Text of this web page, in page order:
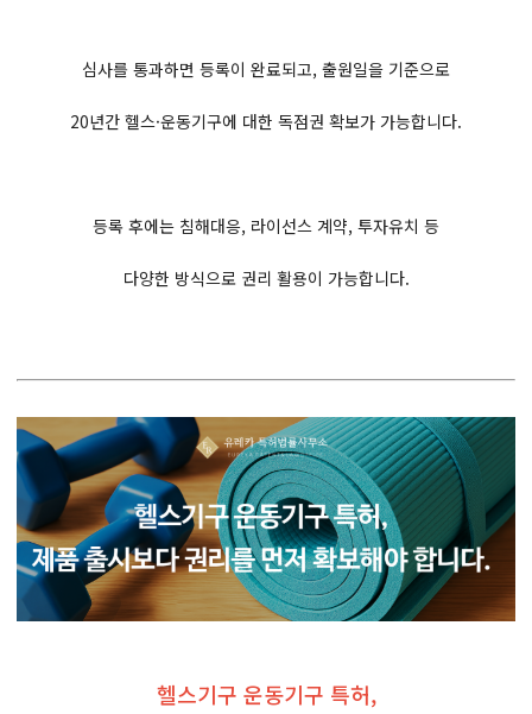
심사를 통과하면 등록이 완료되고, 출원일을 기준으로
20년간 헬스·운동기구에 대한 독점권 확보가 가능합니다.
등록 후에는 침해대응, 라이선스 계약, 투자유치 등
다양한 방식으로 권리 활용이 가능합니다.
헬스기구 운동기구 특허,